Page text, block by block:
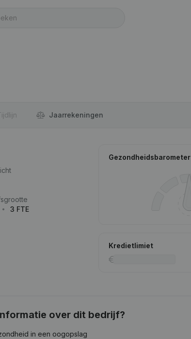
Jaar­rekeningen
3 FTE
Gezondheidsbarometer
Kredietlimiet
over dit bedrijf?
in een oogopslag